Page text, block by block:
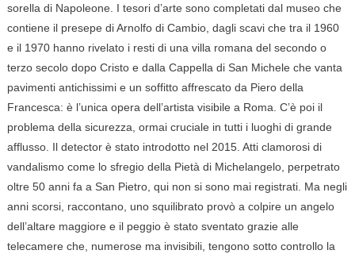
sorella di Napoleone. I tesori d’arte sono completati dal museo che
contiene il presepe di Arnolfo di Cambio, dagli scavi che tra il 1960
e il 1970 hanno rivelato i resti di una villa romana del secondo o
terzo secolo dopo Cristo e dalla Cappella di San Michele che vanta
pavimenti antichissimi e un soffitto affrescato da Piero della
Francesca: è l’unica opera dell’artista visibile a Roma. C’è poi il
problema della sicurezza, ormai cruciale in tutti i luoghi di grande
afflusso. Il detector è stato introdotto nel 2015. Atti clamorosi di
vandalismo come lo sfregio della Pietà di Michelangelo, perpetrato
oltre 50 anni fa a San Pietro, qui non si sono mai registrati. Ma negli
anni scorsi, raccontano, uno squilibrato provò a colpire un angelo
dell’altare maggiore e il peggio è stato sventato grazie alle
telecamere che, numerose ma invisibili, tengono sotto controllo la